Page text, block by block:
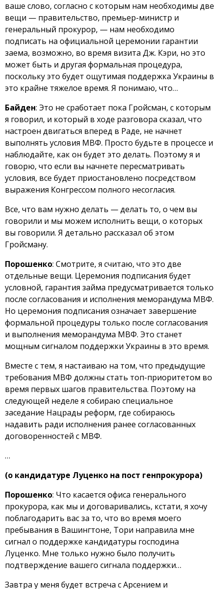
ваше слово, согласно с которым нам необходимы две
вещи — правительство, премьер-министр и
генеральный прокурор, — нам необходимо
подписать на официальной церемонии гарантии
заема, возможно, во время визита Дж. Кэри, но это
может быть и другая формальная процедура,
поскольку это будет ощутимая поддержка Украины в
это крайне тяжелое время. Я понимаю, что…
Байден: Это не сработает пока Гройсман, с которым
я говорил, и который в ходе разговора сказал, что
настроен двигаться вперед в Раде, не начнет
выполнять условия МВФ. Просто будьте в процессе и
наблюдайте, как он будет это делать. Поэтому я и
говорю, что если вы начнете пересматривать
условия, все будет приостановлено посредством
выражения Конгрессом полного несогласия.
Все, что вам нужно делать — делать то, о чем вы
говорили и мы можем исполнить вещи, о которых
вы говорили. Я детально рассказал об этом
Гройсману.
Порошенко: Смотрите, я считаю, что это две
отдельные вещи. Церемония подписания будет
условной, гарантия займа предусматривается только
после согласования и исполнения меморандума МВФ.
Но церемония подписания означает завершение
формальной процедуры только после согласования
и выполнения меморандума МВФ. Это станет
мощным сигналом поддержки Украины в это время.
Вместе с тем, я настаиваю на том, что предыдущие
требования МВФ должны стать топ-приоритетом во
время первых шагов правительства. Поэтому на
следующей неделе я собираю специальное
заседание Нацрады реформ, где собираюсь
надавить ради исполнения ранее согласованных
договоренностей с МВФ.
…
(о кандидатуре Луценко на пост генпрокурора)
Порошенко: Что касается офиса генерального
прокурора, как мы и договаривались, кстати, я хочу
поблагодарить вас за то, что во время моего
пребывания в Вашингтоне, Тори направила мне
сигнал о поддержке кандидатуры господина
Луценко. Мне только нужно было получить
подтверждение вашего сигнала поддержки…
Завтра у меня будет встреча с Арсением и